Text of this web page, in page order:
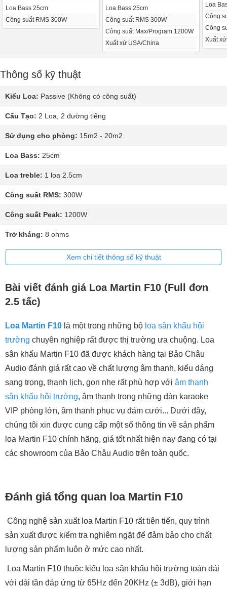
Loa Bass 25cm
Công suất RMS 300W
Loa Bass 25cm
Công suất RMS 300W
Công suất Max/Program 1200W
Xuất xứ USA/China
Loa
Công
Công
Xuất
Thông số kỹ thuật
Kiểu Loa: Passive (Không có công suất)
Cấu Tạo: 2 Loa, 2 đường tiếng
Sử dụng cho phòng: 15m2 - 20m2
Loa Bass: 25cm
Loa treble: 1 loa 2.5cm
Công suất RMS: 300W
Công suất Peak: 1200W
Trở kháng: 8 ohms
Xem chi tiết thông số kỹ thuật
Bài viết đánh giá Loa Martin F10 (Full đơn
2.5 tấc)
Loa Martin F10 là một trong những bộ loa sân khấu hội
trường chuyên nghiệp rất được thị trường ưa chuộng. Loa
sân khấu Martin F10 đã được khách hàng tại Bảo Châu
Audio đánh giá rất cao về chất lượng âm thanh, kiểu dáng
sang trọng, thanh lịch, gọn nhẹ rất phù hợp với âm thanh
sân khấu hội trường, âm thanh trong những dàn karaoke
VIP phòng lớn, âm thanh phục vụ đám cưới... Dưới đây,
chúng tôi xin được cung cấp một số thông tin về sản phẩm
loa Martin F10 chính hãng, giá tốt nhất hiện nay đang có tại
các showroom của Bảo Châu Audio trên toàn quốc.
Đánh giá tổng quan loa Martin F10
Công nghệ sản xuất loa Martin F10 rất tiên tiến, quy trình
sản xuất được kiểm tra nghiêm ngặt để đảm bảo cho chất
lượng sản phẩm luôn ở mức cao nhất.
Loa Martin F10 thuộc kiểu loa sân khấu hội trường toàn dải
với dải tần đáp ứng từ 65Hz đến 20KHz (± 3dB), giới hạn